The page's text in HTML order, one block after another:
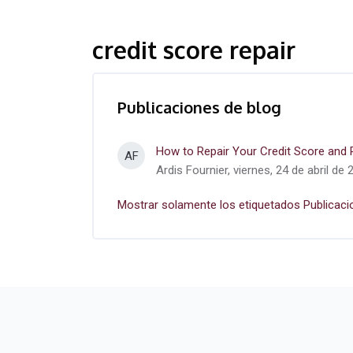
credit score repair
Publicaciones de blog
AF
How to Repair Your Credit Score
Ardis Fournier, viernes, 24 de abril de
Mostrar solamente los etiquetados